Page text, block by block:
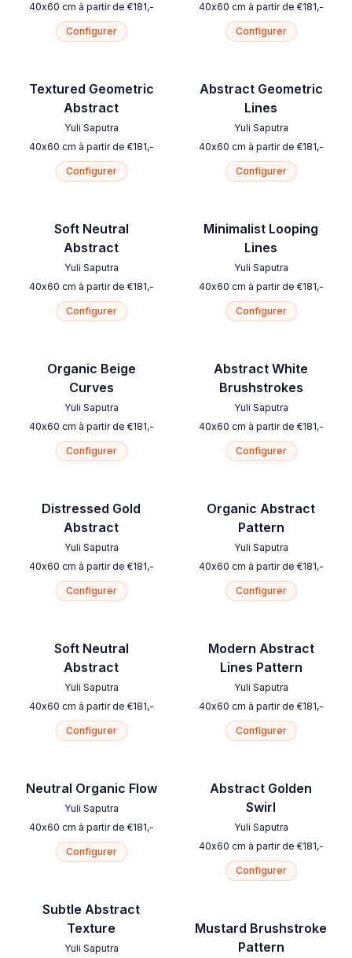
40x60 cm à partir de €181,-
Configurer
Textured Geometric
Abstract
Yuli Saputra
40x60 cm à partir de €181,-
Configurer
Soft Neutral
Abstract
Yuli Saputra
40x60 cm à partir de €181,-
Configurer
Organic Beige
Curves
Yuli Saputra
40x60 cm à partir de €181,-
Configurer
Distressed Gold
Abstract
Yuli Saputra
40x60 cm à partir de €181,-
Configurer
Soft Neutral
Abstract
Yuli Saputra
40x60 cm à partir de €181,-
Configurer
Neutral Organic Flow
Yuli Saputra
40x60 cm à partir de €181,-
Configurer
Subtle Abstract
Texture
Yuli Saputra
40x60 cm à partir de €181,-
Configurer
Abstract Geometric
Lines
Yuli Saputra
40x60 cm à partir de €181,-
Configurer
Minimalist Looping
Lines
Yuli Saputra
40x60 cm à partir de €181,-
Configurer
Abstract White
Brushstrokes
Yuli Saputra
40x60 cm à partir de €181,-
Configurer
Organic Abstract
Pattern
Yuli Saputra
40x60 cm à partir de €181,-
Configurer
Modern Abstract
Lines Pattern
Yuli Saputra
40x60 cm à partir de €181,-
Configurer
Abstract Golden
Swirl
Yuli Saputra
40x60 cm à partir de €181,-
Configurer
Mustard Brushstroke
Pattern